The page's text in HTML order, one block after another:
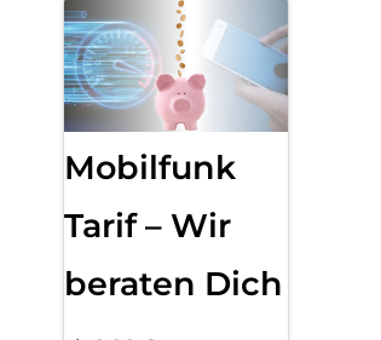
Mobilfunk
Tarif – Wir
beraten Dich